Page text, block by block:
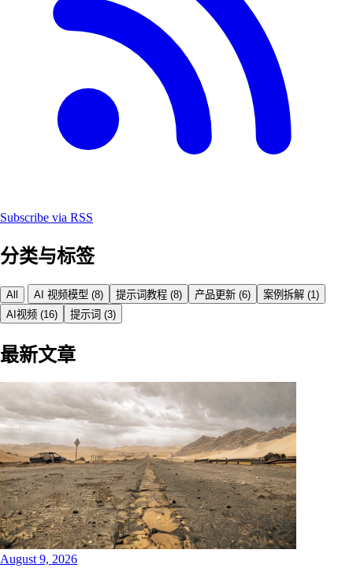
Subscribe via RSS
分类与标签
All AI 视频模型 (8) 提示词教程 (8) 产品更新 (6) 案例拆解 (1)
AI视频 (16) 提示词 (3)
最新文章
August 9, 2026